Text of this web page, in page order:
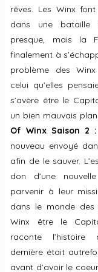
rêves. Les Winx
dans une bataille
presque, mais la
finalement à
problème des Winx
celui qu’elles
s’avère être le
un bien mauvais
Of Winx Saison 2 :
nouveau envoyé
afin de le sauver.
don d’une
parvenir à leur
dans le monde des
Winx être le
raconte l’histoire
dernière était
avant d’avoir le